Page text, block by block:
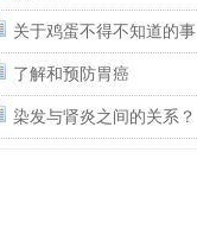
关于鸡蛋不得不知道的事
了解和预防胃癌
染发与肾炎之间的关系？